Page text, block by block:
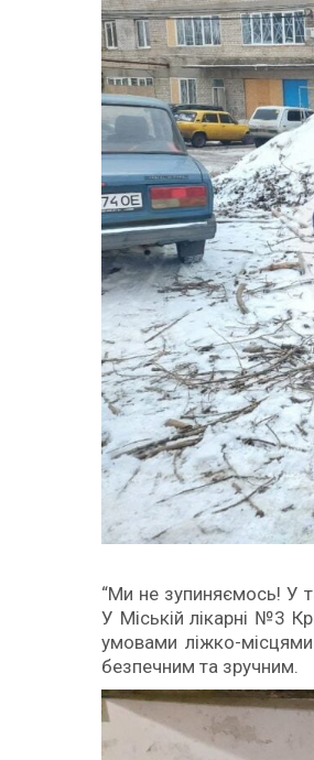
“Ми не зупиняємось! У
У Міській лікарні №3
умовами ліжко-місцями
безпечним та зручним.